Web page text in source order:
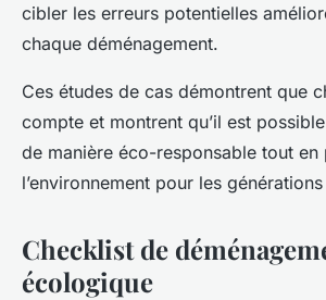
cibler les erreurs potentielles
chaque déménagement.
Ces études de cas démontrent que
compte et montrent qu’il est
de manière éco-responsable tout en
l’environnement pour les
Checklist de
écologique